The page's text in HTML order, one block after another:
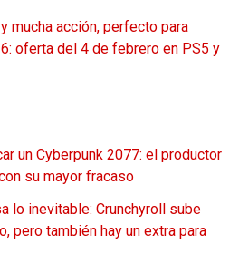
mucha acción, perfecto para
oferta del 4 de febrero en PS5 y
un Cyberpunk 2077: el productor
su mayor fracaso
lo inevitable: Crunchyroll sube
pero también hay un extra para